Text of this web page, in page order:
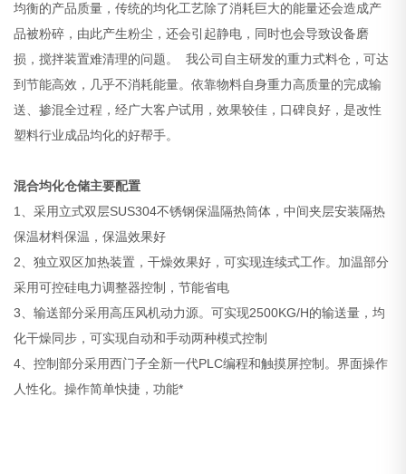
均衡的产品质量，传统的均化工艺除了消耗巨大的能量还会造成产
品被粉碎，由此产生粉尘，还会引起静电，同时也会导致设备磨
损，搅拌装置难清理的问题。 我公司自主研发的重力式料仓，可达
到节能高效，几乎不消耗能量。依靠物料自身重力高质量的完成输
送、掺混全过程，经广大客户试用，效果较佳，口碑良好，是改性
塑料行业成品均化的好帮手。
混合均化仓储主要配置
1、采用立式双层SUS304不锈钢保温隔热筒体，中间夹层安装隔热
保温材料保温，保温效果好
2、独立双区加热装置，干燥效果好，可实现连续式工作。加温部分
采用可控硅电力调整器控制，节能省电
3、输送部分采用高压风机动力源。可实现2500KG/H的输送量，均
化干燥同步，可实现自动和手动两种模式控制
4、控制部分采用西门子全新一代PLC编程和触摸屏控制。界面操作
人性化。操作简单快捷，功能*